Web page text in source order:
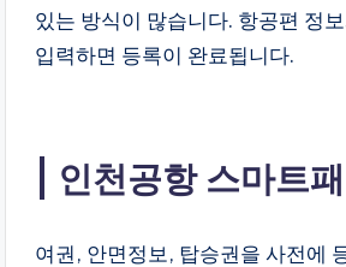
있는 방식이 많습니다. 항공편 정
입력하면 등록이 완료됩니다.
인천공항 스마트
여권, 안면정보, 탑승권을 사전에